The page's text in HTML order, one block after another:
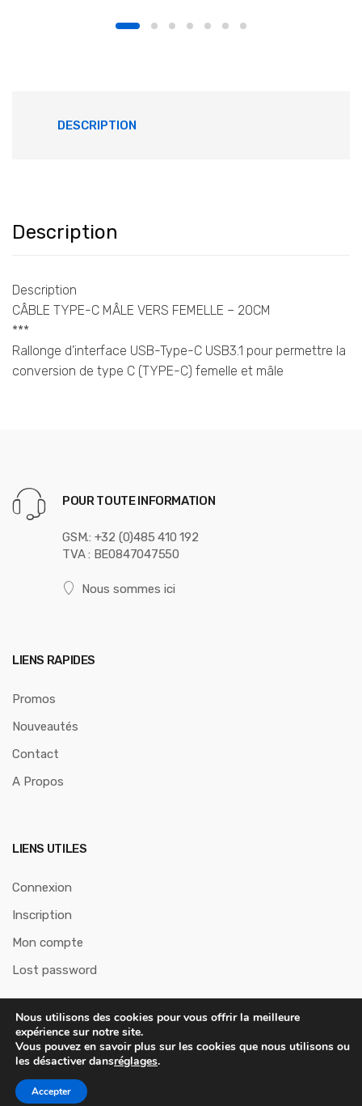
DESCRIPTION
Description
Description
CÂBLE TYPE-C MÂLE VERS FEMELLE – 20CM
***
Rallonge d’interface USB-Type-C USB3.1 pour permettre la
conversion de type C (TYPE-C) femelle et mâle
POUR TOUTE INFORMATION
GSM.: +32 (0)485 410 192
TVA : BE0847047550
Nous sommes ici
LIENS RAPIDES
Promos
Nouveautés
Contact
A Propos
LIENS UTILES
Connexion
Inscription
Mon compte
Lost password
Termes et conditions
Nous utilisons des cookies pour vous offrir la meilleure
expérience sur notre site.
Vous pouvez en savoir plus sur les cookies que nous utilisons ou
les désactiver dansréglages.
Accepter